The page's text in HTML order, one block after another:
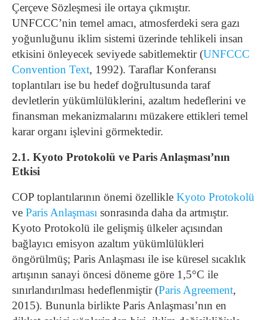
Çerçeve Sözleşmesi ile ortaya çıkmıştır.
UNFCCC’nin temel amacı, atmosferdeki sera gazı
yoğunluğunu iklim sistemi üzerinde tehlikeli insan
etkisini önleyecek seviyede sabitlemektir (UNFCCC
Convention Text, 1992). Taraflar Konferansı
toplantıları ise bu hedef doğrultusunda taraf
devletlerin yükümlülüklerini, azaltım hedeflerini ve
finansman mekanizmalarını müzakere ettikleri temel
karar organı işlevini görmektedir.
2.1. Kyoto Protokolü ve Paris Anlaşması’nın
Etkisi
COP toplantılarının önemi özellikle Kyoto Protokolü
ve Paris Anlaşması sonrasında daha da artmıştır.
Kyoto Protokolü ile gelişmiş ülkeler açısından
bağlayıcı emisyon azaltım yükümlülükleri
öngörülmüş; Paris Anlaşması ile ise küresel sıcaklık
artışının sanayi öncesi döneme göre 1,5°C ile
sınırlandırılması hedeflenmiştir (Paris Agreement,
2015). Bununla birlikte Paris Anlaşması’nın en